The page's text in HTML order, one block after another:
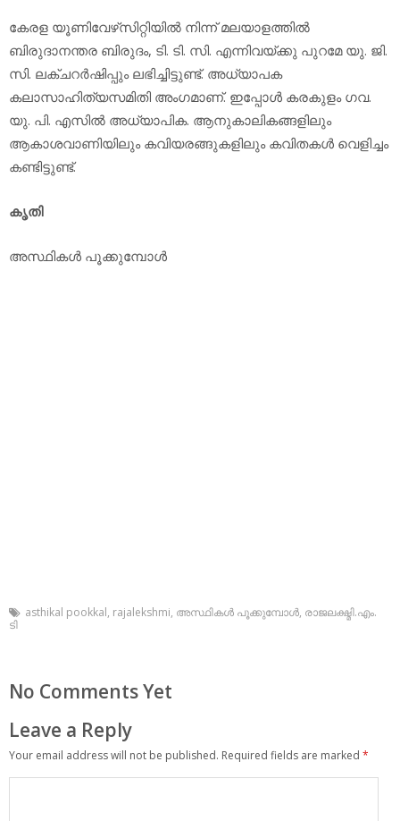
കേരള യൂണിവേഴ്‌സിറ്റിയില്‍ നിന്ന് മലയാളത്തില്‍
ബിരുദാനന്തര ബിരുദം, ടി. ടി. സി. എന്നിവയ്ക്കു പുറമേ യു. ജി.
സി. ലക്ചറര്‍ഷിപ്പും ലഭിച്ചിട്ടുണ്ട്. അധ്യാപക
കലാസാഹിത്യസമിതി അംഗമാണ്. ഇപ്പോള്‍ കരകുളം ഗവ.
യു. പി. എസില്‍ അധ്യാപിക. ആനുകാലികങ്ങളിലും
ആകാശവാണിയിലും കവിയരങ്ങുകളിലും കവിതകള്‍ വെളിച്ചം
കണ്ടിട്ടുണ്ട്.
കൃതി
അസ്ഥികള്‍ പൂക്കുമ്പോള്‍
asthikal pookkal, rajalekshmi, അസ്ഥികള്‍ പൂക്കുമ്പോള്‍, രാജലക്ഷ്മി.എം.
ടി
No Comments Yet
Leave a Reply
Your email address will not be published. Required fields are marked *